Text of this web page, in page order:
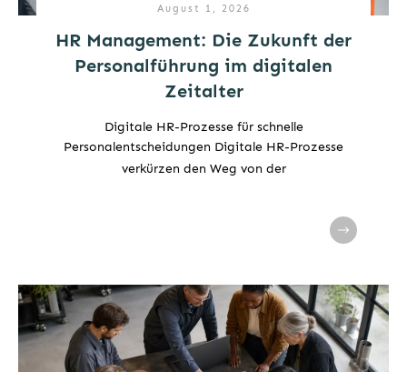
August 1, 2026
HR Management: Die Zukunft der
Personalführung im digitalen
Zeitalter
Digitale HR-Prozesse für schnelle
Personalentscheidungen Digitale HR-Prozesse
verkürzen den Weg von der